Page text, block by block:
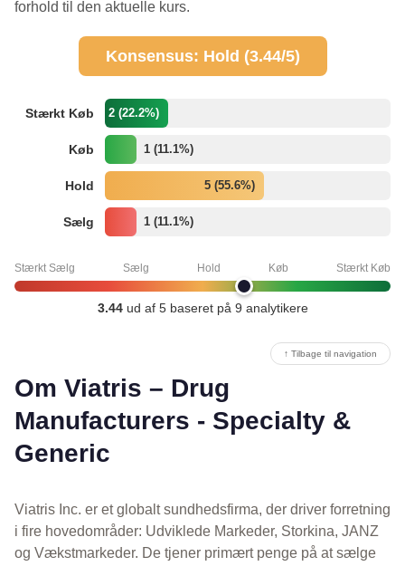
forhold til den aktuelle kurs.
Konsensus: Hold (3.44/5)
Stærkt Køb 2 (22.2%)
Køb 1 (11.1%)
Hold 5 (55.6%)
Sælg 1 (11.1%)
Stærkt Sælg Sælg Hold Køb Stærkt Køb
3.44ud af 5 baseret på 9 analytikere
↑ Tilbage til navigation
Om Viatris – Drug
Manufacturers - Specialty &
Generic
Viatris Inc. er et globalt sundhedsfirma, der driver forretning
i fire hovedområder: Udviklede Markeder, Storkina, JANZ
og Vækstmarkeder. De tjener primært penge på at sælge